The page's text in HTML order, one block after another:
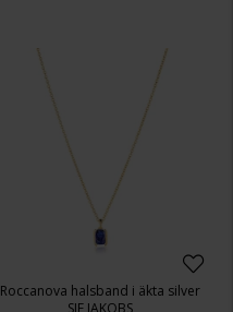
Roccanova halsband i äkta silver